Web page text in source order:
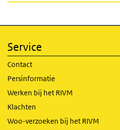
Service
Contact
Persinformatie
Werken bij het RIVM
Klachten
Woo-verzoeken bij het RIVM